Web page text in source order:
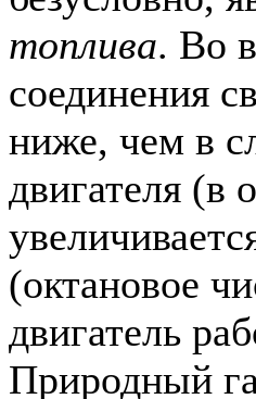
топлива. Во
соединения
ниже, чем в
двигателя (в
(октановое
двигатель
Природный